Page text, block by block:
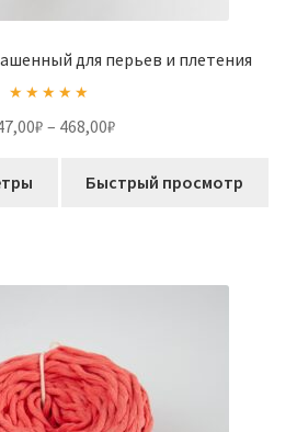
для перьев и плетения
₽ – 468,00₽
247,00₽
вариаций.
выбрать
на
странице
Быстрый просмотр